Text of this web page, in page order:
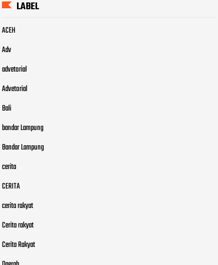
LABEL
ACEH
Adv
advetorial
Advetorial
Bali
bandar Lampung
Bandar Lampung
cerita
CERITA
cerita rakyat
Cerita rakyat
Cerita Rakyat